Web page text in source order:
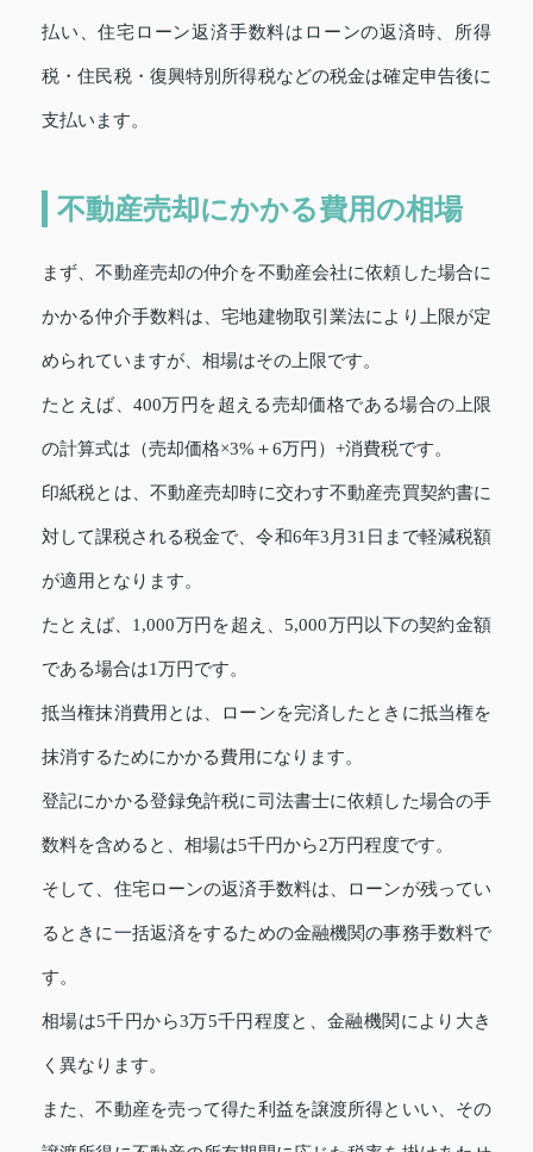
払い、住宅ローン返済手数料はローンの返済時、所得
税・住民税・復興特別所得税などの税金は確定申告後に
支払います。
不動産売却にかかる費用の相場
まず、不動産売却の仲介を不動産会社に依頼した場合に
かかる仲介手数料は、宅地建物取引業法により上限が定
められていますが、相場はその上限です。
たとえば、400万円を超える売却価格である場合の上限
の計算式は（売却価格×3%＋6万円）+消費税です。
印紙税とは、不動産売却時に交わす不動産売買契約書に
対して課税される税金で、令和6年3月31日まで軽減税額
が適用となります。
たとえば、1,000万円を超え、5,000万円以下の契約金額
である場合は1万円です。
抵当権抹消費用とは、ローンを完済したときに抵当権を
抹消するためにかかる費用になります。
登記にかかる登録免許税に司法書士に依頼した場合の手
数料を含めると、相場は5千円から2万円程度です。
そして、住宅ローンの返済手数料は、ローンが残ってい
るときに一括返済をするための金融機関の事務手数料で
す。
相場は5千円から3万5千円程度と、金融機関により大き
く異なります。
また、不動産を売って得た利益を譲渡所得といい、その